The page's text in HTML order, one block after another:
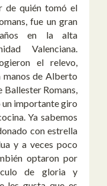
de quién tomó el
fue un gran
años en la alta
Valenciana.
el relevo,
manos de Alberto
Ballester Romans,
un importante giro
Ya sabemos
con estrella
y a veces poco
optaron por
de gloria y